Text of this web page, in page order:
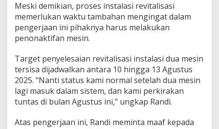
Meski demikian, proses instalasi revitalisasi
memerlukan waktu tambahan mengingat dalam
pengerjaan ini pihaknya harus melakukan
penonaktifan mesin.
Target penyelesaian revitalisasi instalasi dua mesin
tersisa dijadwalkan antara 10 hingga 13 Agustus
2025. “Nanti status kami normal setelah dua mesin
lagi masuk dalam sistem, dan kami perkirakan
tuntas di bulan Agustus ini,” ungkap Randi.
Atas pengerjaan ini, Randi meminta maaf kepada